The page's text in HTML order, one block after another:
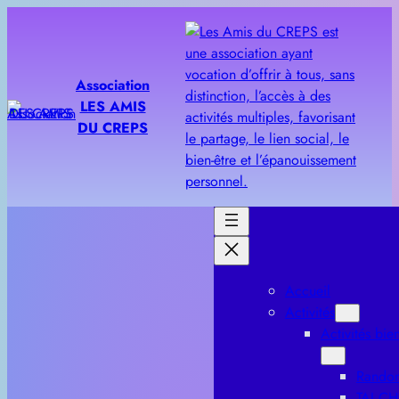
Association
LES AMIS
DU CREPS
Accueil
Activités
Activités